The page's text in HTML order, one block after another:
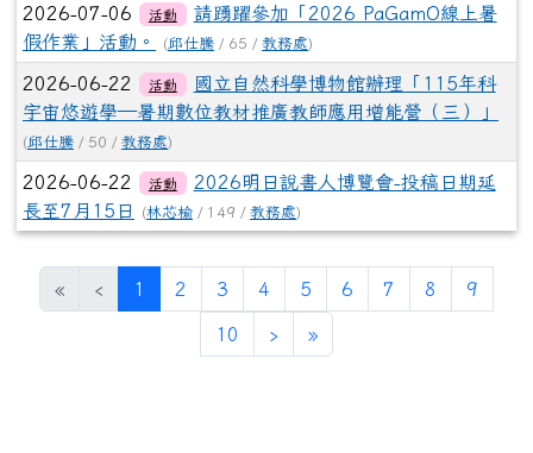
2026-07-06 活動
請踴躍參加「2026 PaGamO線上暑
假作業」活動。
(邱仕騰 / 65 / 教務處)
2026-06-22 活動
國立自然科學博物館辦理「115年科
宇宙悠遊學—暑期數位教材推廣教師應用增能營（三）」
(邱仕騰 / 50 / 教務處)
2026-06-22 活動
2026明日說書人博覽會-投稿日期延
長至7月15日
(林芯榆 / 149 / 教務處)
« ‹ 1 (目前頁次)
2 3 4 5 6 7 8 9
10 ›下一頁
»最後頁